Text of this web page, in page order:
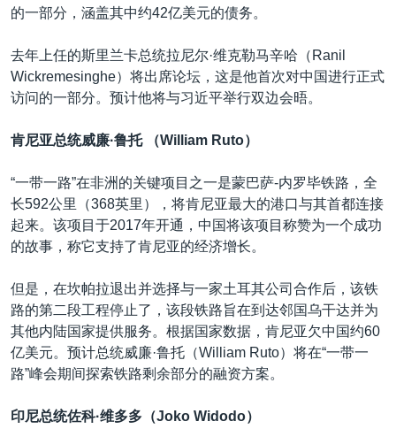
的一部分，涵盖其中约42亿美元的债务。
去年上任的斯里兰卡总统拉尼尔·维克勒马辛哈（Ranil
Wickremesinghe）将出席论坛，这是他首次对中国进行正式
访问的一部分。预计他将与习近平举行双边会晤。
肯尼亚总统威廉·鲁托 （William Ruto）
“一带一路”在非洲的关键项目之一是蒙巴萨-内罗毕铁路，全
长592公里（368英里），将肯尼亚最大的港口与其首都连接
起来。该项目于2017年开通，中国将该项目称赞为一个成功
的故事，称它支持了肯尼亚的经济增长。
但是，在坎帕拉退出并选择与一家土耳其公司合作后，该铁
路的第二段工程停止了，该段铁路旨在到达邻国乌干达并为
其他内陆国家提供服务。根据国家数据，肯尼亚欠中国约60
亿美元。预计总统威廉·鲁托（William Ruto）将在“一带一
路”峰会期间探索铁路剩余部分的融资方案。
印尼总统佐科·维多多（Joko Widodo）